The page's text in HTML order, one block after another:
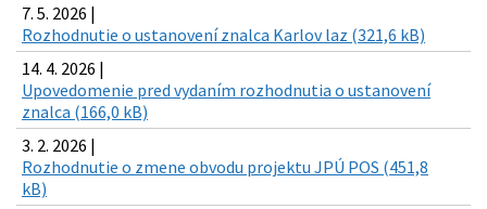
7. 5. 2026 |
Rozhodnutie o ustanovení znalca Karlov laz (321,6 kB)
14. 4. 2026 |
Upovedomenie pred vydaním rozhodnutia o ustanovení
znalca (166,0 kB)
3. 2. 2026 |
Rozhodnutie o zmene obvodu projektu JPÚ POS (451,8
kB)